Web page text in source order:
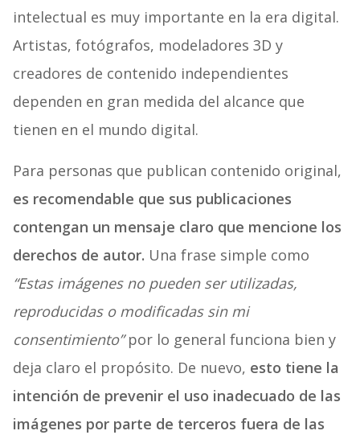
intelectual es muy importante en la era digital.
Artistas, fotógrafos, modeladores 3D y
creadores de contenido independientes
dependen en gran medida del alcance que
tienen en el mundo digital.
Para personas que publican contenido original,
es recomendable que sus publicaciones
contengan un mensaje claro que mencione los
derechos de autor. Una frase simple como
“Estas imágenes no pueden ser utilizadas,
reproducidas o modificadas sin mi
consentimiento”por lo general funciona bien y
deja claro el propósito. De nuevo, esto tiene la
intención de prevenir el uso inadecuado de las
imágenes por parte de terceros fuera de las